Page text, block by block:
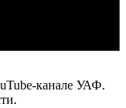
канале УАФ.